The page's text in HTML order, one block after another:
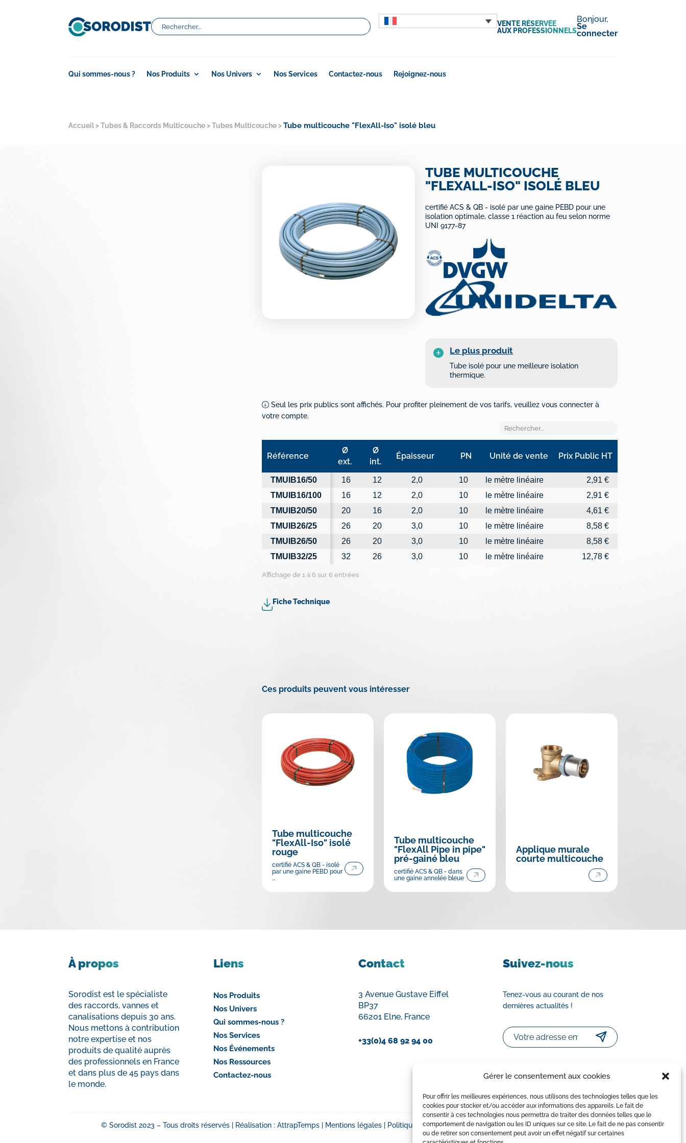
Gérer le consentement aux cookies
Pour offrir les meilleures expériences, nous utilisons des technologies telles que les
cookies pour stocker et/ou accéder aux informations des appareils. Le fait de
consentir à ces technologies nous permettra de traiter des données telles que le
comportement de navigation ou les ID uniques sur ce site. Le fait de ne pas consentir
ou de retirer son consentement peut avoir un effet négatif sur certaines
VENTE RÉSERVÉE
AUX PROFESSIONNELS
Bonjour,
Se
connecter
Qui sommes-nous ? Nos Produits Nos Univers Nos Services Contactez-nous Rejoignez-nous
Accueil >Tubes & Raccords Multicouche >Tubes Multicouche >Tube multicouche "FlexAll-Iso" isolé bleu
TUBE MULTICOUCHE
"FLEXALL-ISO" ISOLÉ BLEU
certifié ACS & QB - isolé par une gaine PEBD pour une
isolation optimale, classe 1 réaction au feu selon norme
UNI 9177-87
Le plus produit
Tube isolé pour une meilleure isolation
thermique.
Seul les prix publics sont affichés. Pour profiter pleinement de vos tarifs, veuillez vous connecter à
votre compte.
Référence
Ø
ext.
Ø
int.
Épaisseur
Épaisseur
Isolant
Longueur
(ML)
Mètres/Palette
PN Unité de vente Prix Public HT
Référence Ø ext. Ø int. Épaisseur Épaisseur Isolant Longueur (ML) Mètres/Palette
PN Unité de vente Prix Public HT
TMUIB16/50 16 12 2,0 10 le mètre linéaire
2,91 €
TMUIB16/100
16 12 2,0 10 le mètre linéaire
2,91 €
TMUIB20/50
20 16 2,0 10 le mètre linéaire
4,61 €
TMUIB26/25
26 20 3,0 10 le mètre linéaire
8,58 €
TMUIB26/50
26 20 3,0 10 le mètre linéaire
8,58 €
TMUIB32/25
32 26 3,0 10 le mètre linéaire 12,78 €
Affichage de 1 à 6 sur 6 entrées
Fiche Technique
Ces produits peuvent vous intéresser
Tube multicouche
"FlexAll-Iso" isolé
rouge
certifié ACS & QB - isolé
par une gaine PEBD pour
...
Tube multicouche
"FlexAll Pipe in pipe"
pré-gainé bleu
certifié ACS & QB - dans
une gaine annelée bleue
Applique murale
courte multicouche
À propos
Sorodist est le spécialiste
des raccords, vannes et
canalisations depuis 30 ans.
Nous mettons à contribution
notre expertise et nos
produits de qualité auprès
des professionnels en France
et dans plus de 45 pays dans
le monde.
Liens
Nos Produits
Nos Univers
Qui sommes-nous ?
Nos Services
Nos Événements
Nos Ressources
Contactez-nous
Contact
3 Avenue Gustave Eiffel
BP37
66201 Elne, France
+33(0)4 68 92 94 00
Suivez-nous
Tenez-vous au courant de nos
dernières actualités !
Email
© Sorodist 2023 – Tous droits réservés | Réalisation : AttrapTemps | Mentions légales | Politique de confidentialité|Conditions Générales de Vente